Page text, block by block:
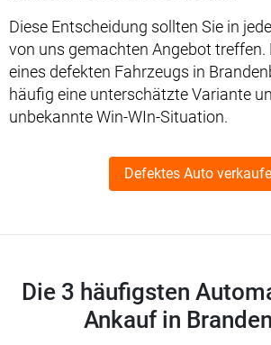
Diese Entscheidung sollten Sie in
von uns gemachten Angebot treffen.
eines defekten Fahrzeugs in
häufig eine unterschätzte Variante
unbekannte Win-WIn-Situation.
Defektes Auto
Die 3 häufigsten
Ankauf in